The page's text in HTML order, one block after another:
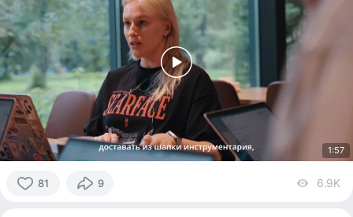
1:57
81 9 6.9K